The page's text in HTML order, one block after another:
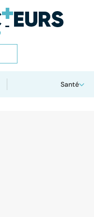
Santé